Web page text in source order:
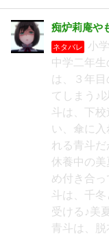
痴炉莉庵や
ネタバレ
小
中学二年
は、３年
てしまう♪
斗は、下
い、傘に
れる青斗
休養中の
め付き合
斗は、千
受ける♪美
青斗は、脱